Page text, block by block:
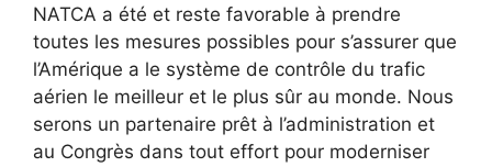
NATCA a été et reste favorable à prendre
toutes les mesures possibles pour s’assurer que
l’Amérique a le système de contrôle du trafic
aérien le meilleur et le plus sûr au monde. Nous
serons un partenaire prêt à l’administration et
au Congrès dans tout effort pour moderniser